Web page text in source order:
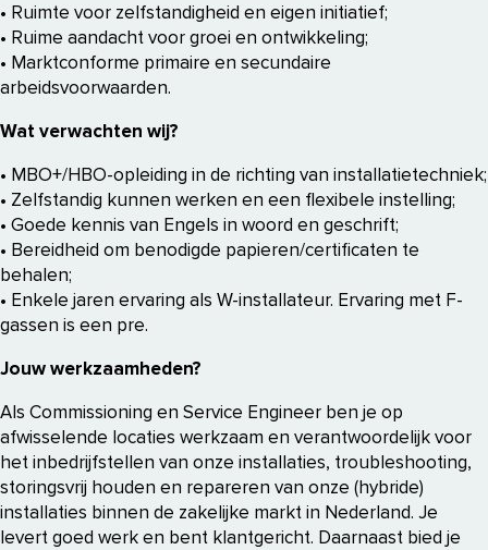
• Ruimte voor zelfstandigheid en eigen initiatief;
• Ruime aandacht voor groei en ontwikkeling;
• Marktconforme primaire en secundaire
arbeidsvoorwaarden.
Wat verwachten wij?
• MBO+/HBO-opleiding in de richting van installatietechniek;
• Zelfstandig kunnen werken en een flexibele instelling;
• Goede kennis van Engels in woord en geschrift;
• Bereidheid om benodigde papieren/certificaten te
behalen;
• Enkele jaren ervaring als W-installateur. Ervaring met F-
gassen is een pre.
Jouw werkzaamheden?
Als Commissioning en Service Engineer ben je op
afwisselende locaties werkzaam en verantwoordelijk voor
het inbedrijfstellen van onze installaties, troubleshooting,
storingsvrij houden en repareren van onze (hybride)
installaties binnen de zakelijke markt in Nederland. Je
levert goed werk en bent klantgericht. Daarnaast bied je